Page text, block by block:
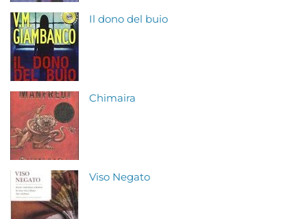
Il dono del buio
Chimaira
Viso Negato